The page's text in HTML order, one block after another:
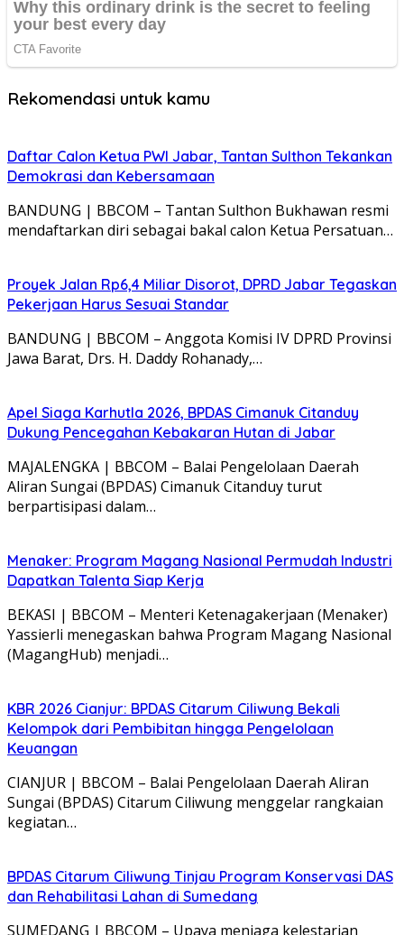
Rekomendasi untuk kamu
Daftar Calon Ketua PWI Jabar, Tantan Sulthon Tekankan
Demokrasi dan Kebersamaan
BANDUNG | BBCOM – Tantan Sulthon Bukhawan resmi
mendaftarkan diri sebagai bakal calon Ketua Persatuan…
Proyek Jalan Rp6,4 Miliar Disorot, DPRD Jabar Tegaskan
Pekerjaan Harus Sesuai Standar
BANDUNG | BBCOM – Anggota Komisi IV DPRD Provinsi
Jawa Barat, Drs. H. Daddy Rohanady,…
Apel Siaga Karhutla 2026, BPDAS Cimanuk Citanduy
Dukung Pencegahan Kebakaran Hutan di Jabar
MAJALENGKA | BBCOM – Balai Pengelolaan Daerah
Aliran Sungai (BPDAS) Cimanuk Citanduy turut
berpartisipasi dalam…
Menaker: Program Magang Nasional Permudah Industri
Dapatkan Talenta Siap Kerja
BEKASI | BBCOM – Menteri Ketenagakerjaan (Menaker)
Yassierli menegaskan bahwa Program Magang Nasional
(MagangHub) menjadi…
KBR 2026 Cianjur: BPDAS Citarum Ciliwung Bekali
Kelompok dari Pembibitan hingga Pengelolaan
Keuangan
CIANJUR | BBCOM – Balai Pengelolaan Daerah Aliran
Sungai (BPDAS) Citarum Ciliwung menggelar rangkaian
kegiatan…
BPDAS Citarum Ciliwung Tinjau Program Konservasi DAS
dan Rehabilitasi Lahan di Sumedang
SUMEDANG | BBCOM – Upaya menjaga kelestarian